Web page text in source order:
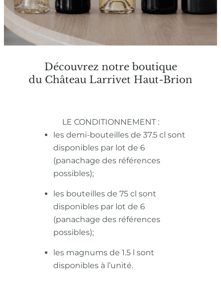
Découvrez notre boutique
du Château Larrivet Haut-Brion
LE CONDITIONNEMENT :
les demi-bouteilles de 37.5 cl sont
disponibles par lot de 6
(panachage des références
possibles);
les bouteilles de 75 cl sont
disponibles par lot de 6
(panachage des références
possibles);
les magnums de 1.5 l sont
disponibles à l’unité.